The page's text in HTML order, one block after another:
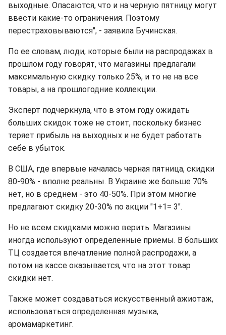
выходные. Опасаются, что и на черную пятницу могут
ввести какие-то ограничения. Поэтому
перестраховываются", - заявила Бучинская.
По ее словам, люди, которые были на распродажах в
прошлом году говорят, что магазины предлагали
максимальную скидку только 25%, и то не на все
товары, а на прошлогодние коллекции.
Эксперт подчеркнула, что в этом году ожидать
больших скидок тоже не стоит, поскольку бизнес
теряет прибыль на выходных и не будет работать
себе в убыток.
В США, где впервые началась черная пятница, скидки
80-90% - вполне реальны. В Украине же больше 70%
нет, но в среднем - это 40-50%. При этом многие
предлагают скидку 20-30% по акции "1+1= 3".
Но не всем скидками можно верить. Магазины
иногда используют определенные приемы. В больших
ТЦ создается впечатление полной распродажи, а
потом на кассе оказывается, что на этот товар
скидки нет.
Также может создаваться искусственный ажиотаж,
использоваться определенная музыка,
аромамаркетинг.